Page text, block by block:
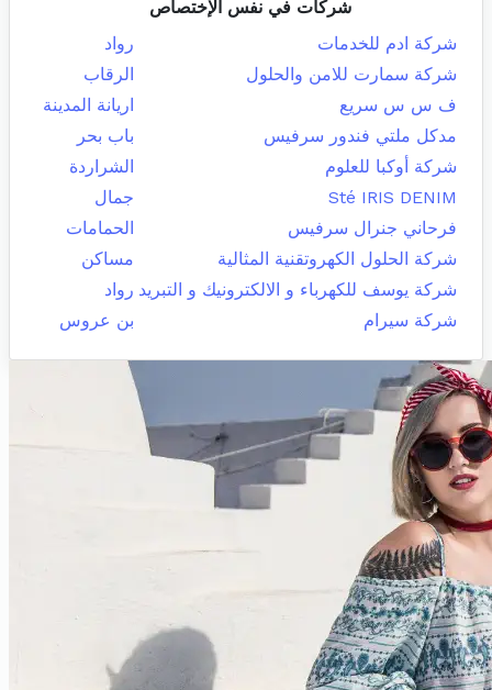
شركات في نفس الإختصاص
شركة ادم للخدمات
رواد
شركة سمارت للامن والحلول
الرقاب
ف س س سريع
اريانة المدينة
مدكل ملتي فندور سرفيس
باب بحر
شركة أوكبا للعلوم
الشراردة
Sté IRIS DENIM
جمال
فرحاني جنرال سرفيس
الحمامات
شركة الحلول الكهروتقنية المثالية
مساكن
شركة يوسف للكهرباء و الالكترونيك و التبريد رواد
شركة سيرام
بن عروس